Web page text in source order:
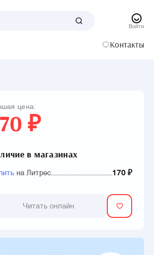
Войти
Контакты
цена:
₽
в магазинах
на Литрес 170 ₽
Читать онлайн